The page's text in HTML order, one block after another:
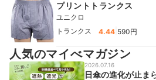
プリントトランクス
ユニクロ
トランクス
4.44 590円
人気のマイべマガジン
2026.07.16
日傘の進化が止ま